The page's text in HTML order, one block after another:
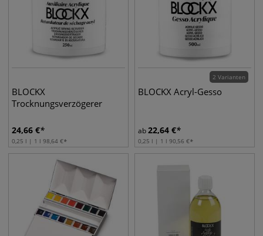
BLOCKX
Trocknungsverzögerer
24,66 €
0,25 l | 1 l 98,64 €
2 Varianten
BLOCKX Acryl-Gesso
ab22,64 €
0,25 l | 1 l 90,56 €